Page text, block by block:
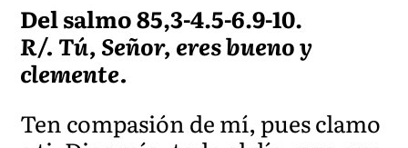
Del salmo 85,3-4.5-6.9-10.
R/. Tú, Señor, eres bueno y
clemente.
Ten compasión de mí, pues clamo